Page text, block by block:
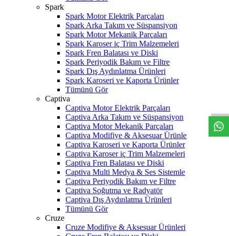
Spark
Spark Motor Elektrik Parçaları
Spark Arka Takım ve Süspansiyon
Spark Motor Mekanik Parçaları
Spark Karoser iç Trim Malzemeleri
Spark Fren Balatası ve Diski
Spark Periyodik Bakım ve Filtre
Spark Dış Aydınlatma Ürünleri
Spark Karoseri ve Kaporta Ürünler
Tümünü Gör
Captiva
Captiva Motor Elektrik Parçaları
Captiva Arka Takım ve Süspansiyon
Captiva Motor Mekanik Parçaları
Captiva Modifiye & Aksesuar Ürünle
Captiva Karoseri ve Kaporta Ürünler
Captiva Karoser iç Trim Malzemeleri
Captiva Fren Balatası ve Diski
Captiva Multi Medya & Ses Sistemle
Captiva Periyodik Bakım ve Filtre
Captiva Soğutma ve Radyatör
Captiva Dış Aydınlatma Ürünleri
Tümünü Gör
Cruze
Cruze Modifiye & Aksesuar Ürünleri